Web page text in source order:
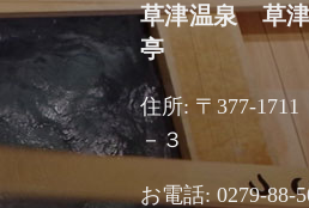
草津温泉 草津
亭
住所: 〒377-
－３
お電話: 0279-88-